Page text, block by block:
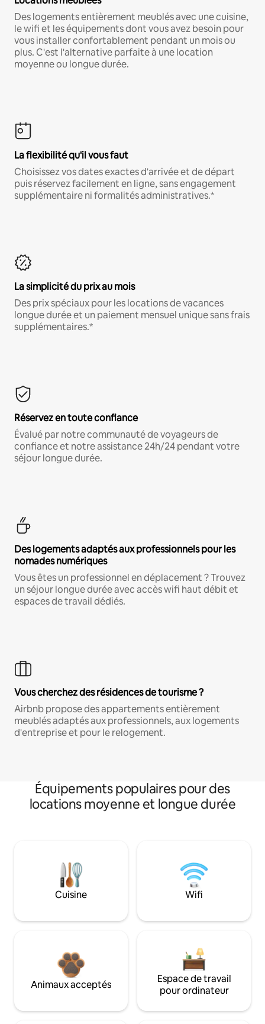
Des logements entièrement meublés avec une cuisine,
le wifi et les équipements dont vous avez besoin pour
vous installer confortablement pendant un mois ou
plus. C'est l'alternative parfaite à une location
moyenne ou longue durée.
La flexibilité qu'il vous faut
Choisissez vos dates exactes d'arrivée et de départ
puis réservez facilement en ligne, sans engagement
supplémentaire ni formalités administratives.*
La simplicité du prix au mois
Des prix spéciaux pour les locations de vacances
longue durée et un paiement mensuel unique sans frais
supplémentaires.*
Réservez en toute confiance
Évalué par notre communauté de voyageurs de
confiance et notre assistance 24h/24 pendant votre
séjour longue durée.
Des logements adaptés aux professionnels pour les
nomades numériques
Vous êtes un professionnel en déplacement ? Trouvez
un séjour longue durée avec accès wifi haut débit et
espaces de travail dédiés.
Vous cherchez des résidences de tourisme ?
Airbnb propose des appartements entièrement
meublés adaptés aux professionnels, aux logements
d'entreprise et pour le relogement.
Équipements populaires pour des
locations moyenne et longue durée
Cuisine Wifi
Animaux acceptés
Espace de travail
pour ordinateur